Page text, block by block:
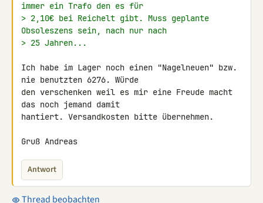
immer ein Trafo den es für
> 2,10€ bei Reichelt gibt. Muss geplante
Obsoleszens sein, nach nur nach
> 25 Jahren...
Ich habe im Lager noch einen "Nagelneuen" bzw.
nie benutzten 6276. Würde
den verschenken weil es mir eine Freude macht
das noch jemand damit
hantiert. Versandkosten bitte übernehmen.
Gruß Andreas
Antwort
Thread beobachten